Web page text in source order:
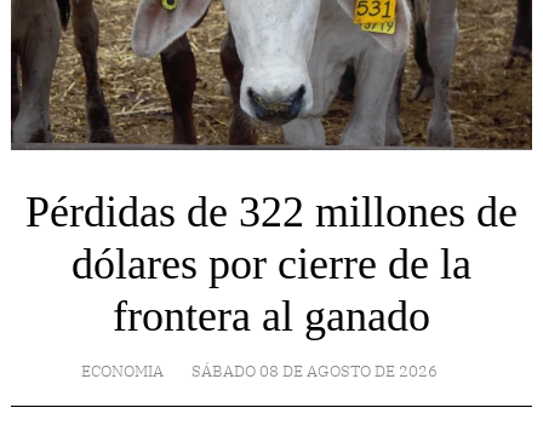
Pérdidas de 322 millones de
dólares por cierre de la
frontera al ganado
ECONOMIA SÁBADO 08 DE AGOSTO DE 2026